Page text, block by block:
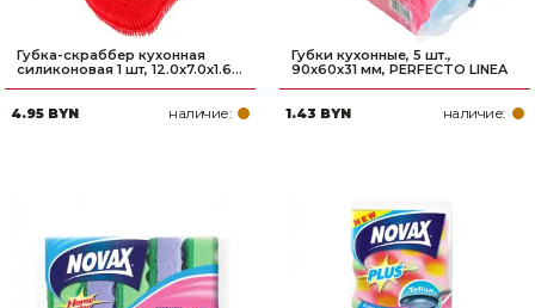
Губка-скраббер кухонная
силиконовая 1 шт, 12.0х7.0х1.6...
4.95 BYN наличие:
Губки кухонные, 5 шт.,
90х60х31 мм, PERFECTO LINEA
1.43 BYN наличие: